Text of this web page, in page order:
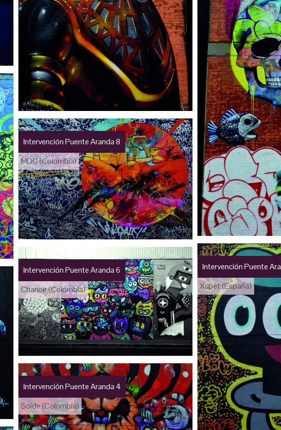
Intervención Puente Aranda 8
MDC (Colombia)
Intervención Puente
Xupet (España)
Intervención Puente Aranda 6
Chanoir (Colombia)
Intervención Puente Aranda 4
Soide (Colombia)